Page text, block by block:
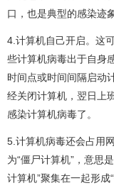
口，也是典型的感染迹象
4.计算机自己开启。这
些计算机病毒出于自身
时间点或时间间隔启动
经关闭计算机，翌日上
感染计算机病毒了。
5.计算机病毒还会占用
为“僵尸计算机”，意思
计算机”聚集在一起形成